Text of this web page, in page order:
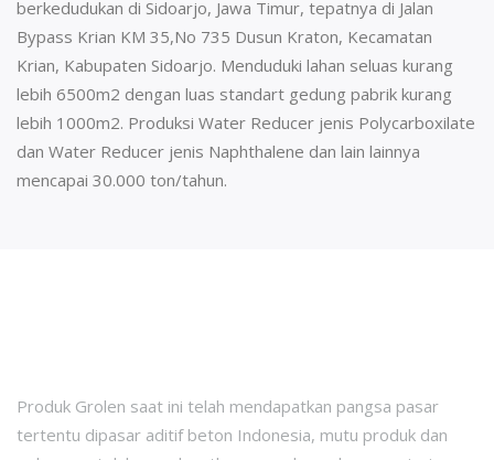
berkedudukan di Sidoarjo, Jawa Timur, tepatnya di Jalan
Bypass Krian KM 35,No 735 Dusun Kraton, Kecamatan
Krian, Kabupaten Sidoarjo. Menduduki lahan seluas kurang
lebih 6500m2 dengan luas standart gedung pabrik kurang
lebih 1000m2. Produksi Water Reducer jenis Polycarboxilate
dan Water Reducer jenis Naphthalene dan lain lainnya
mencapai 30.000 ton/tahun.
Produk Grolen saat ini telah mendapatkan pangsa pasar
tertentu dipasar aditif beton Indonesia, mutu produk dan